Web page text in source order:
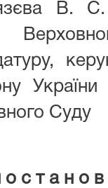
В.
Суду
о с т а н о в